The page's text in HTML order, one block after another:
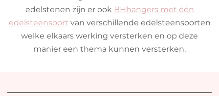
edelstenen zijn er ook BHhangers met één
edelsteensoort van verschillende edelsteensoorten
welke elkaars werking versterken en op deze
manier een thema kunnen versterken.